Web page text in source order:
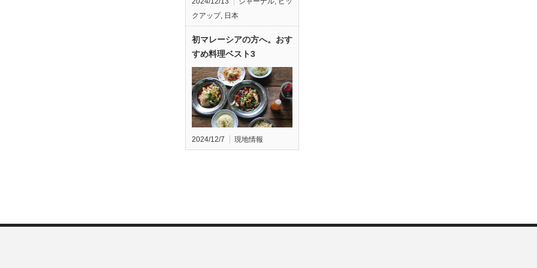
クアップ, 日本
初マレーシアの方へ。おす
すめ料理ベスト3
2024/12/7 現地情報